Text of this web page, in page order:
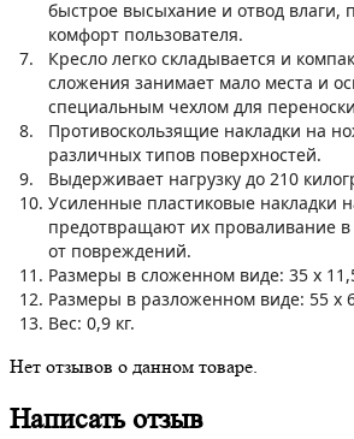
быстрое высыхание и отвод влаги,
комфорт пользователя.
7.
Кресло легко складывается и
сложения занимает мало места и
специальным чехлом для
8.
Противоскользящие накладки на
различных типов поверхностей.
9.
Выдерживает нагрузку до 210
10. Усиленные пластиковые накладки
предотвращают их проваливание
от повреждений.
11. Размеры в сложенном виде: 35 x
12. Размеры в разложенном виде: 55 x
13. Вес: 0,9 кг.
Нет отзывов о данном товаре.
Написать отзыв